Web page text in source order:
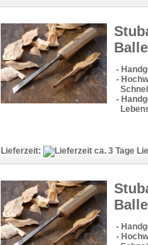
-
-
-
Lieferzeit:
-
-